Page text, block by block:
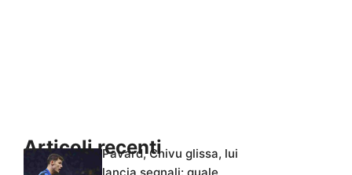
Articoli recentiPavard, Chivu glissa, lui